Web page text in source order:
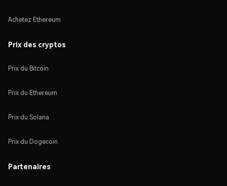
Achetez Ethereum
Prix des cryptos
Prix du Bitcoin
Prix du Ethereum
Prix du Solana
Prix du Dogecoin
Partenaires